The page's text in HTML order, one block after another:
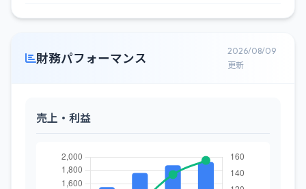
財務パフォーマンス
2026/08/09
更新
売上・利益